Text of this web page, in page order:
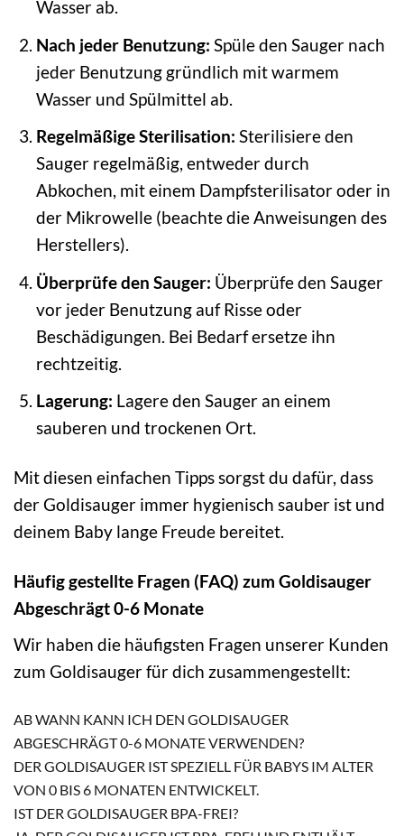
Wasser ab.
Nach jeder Benutzung: Spüle den Sauger nach
jeder Benutzung gründlich mit warmem
Wasser und Spülmittel ab.
Regelmäßige Sterilisation: Sterilisiere den
Sauger regelmäßig, entweder durch
Abkochen, mit einem Dampfsterilisator oder in
der Mikrowelle (beachte die Anweisungen des
Herstellers).
Überprüfe den Sauger: Überprüfe den Sauger
vor jeder Benutzung auf Risse oder
Beschädigungen. Bei Bedarf ersetze ihn
rechtzeitig.
Lagerung: Lagere den Sauger an einem
sauberen und trockenen Ort.
Mit diesen einfachen Tipps sorgst du dafür, dass
der Goldisauger immer hygienisch sauber ist und
deinem Baby lange Freude bereitet.
Häufig gestellte Fragen (FAQ) zum Goldisauger
Abgeschrägt 0-6 Monate
Wir haben die häufigsten Fragen unserer Kunden
zum Goldisauger für dich zusammengestellt:
AB WANN KANN ICH DEN GOLDISAUGER
ABGESCHRÄGT 0-6 MONATE VERWENDEN?
DER GOLDISAUGER IST SPEZIELL FÜR BABYS IM ALTER
VON 0 BIS 6 MONATEN ENTWICKELT.
IST DER GOLDISAUGER BPA-FREI?